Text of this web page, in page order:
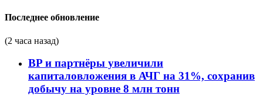
Последнее обновление
(2 часа назад)
BP и партнёры увеличили
капиталовложения в АЧГ на 31%, сохранив
добычу на уровне 8 млн тонн